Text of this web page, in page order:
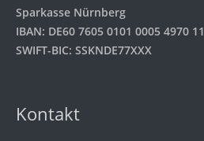
Sparkasse Nürnberg
IBAN: DE60 7605 0101 0005 4970 11
SWIFT-BIC: SSKNDE77XXX
Kontakt